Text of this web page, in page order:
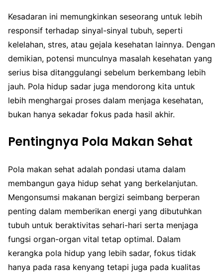
Kesadaran ini memungkinkan seseorang untuk lebih
responsif terhadap sinyal-sinyal tubuh, seperti
kelelahan, stres, atau gejala kesehatan lainnya. Dengan
demikian, potensi munculnya masalah kesehatan yang
serius bisa ditanggulangi sebelum berkembang lebih
jauh. Pola hidup sadar juga mendorong kita untuk
lebih menghargai proses dalam menjaga kesehatan,
bukan hanya sekadar fokus pada hasil akhir.
Pentingnya Pola Makan Sehat
Pola makan sehat adalah pondasi utama dalam
membangun gaya hidup sehat yang berkelanjutan.
Mengonsumsi makanan bergizi seimbang berperan
penting dalam memberikan energi yang dibutuhkan
tubuh untuk beraktivitas sehari-hari serta menjaga
fungsi organ-organ vital tetap optimal. Dalam
kerangka pola hidup yang lebih sadar, fokus tidak
hanya pada rasa kenyang tetapi juga pada kualitas